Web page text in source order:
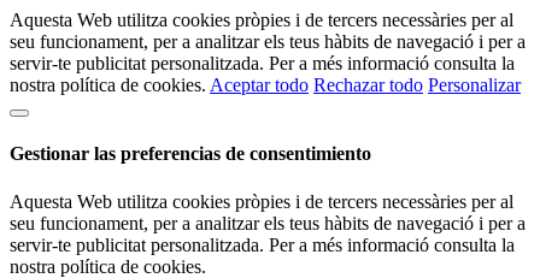
Aquesta Web utilitza cookies pròpies i de tercers necessàries per al
seu funcionament, per a analitzar els teus hàbits de navegació i per a
servir-te publicitat personalitzada. Per a més informació consulta la
nostra política de cookies. Aceptar todo Rechazar todo Personalizar
Gestionar las preferencias de consentimiento
Aquesta Web utilitza cookies pròpies i de tercers necessàries per al
seu funcionament, per a analitzar els teus hàbits de navegació i per a
servir-te publicitat personalitzada. Per a més informació consulta la
nostra política de cookies.